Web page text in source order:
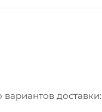
доставки: